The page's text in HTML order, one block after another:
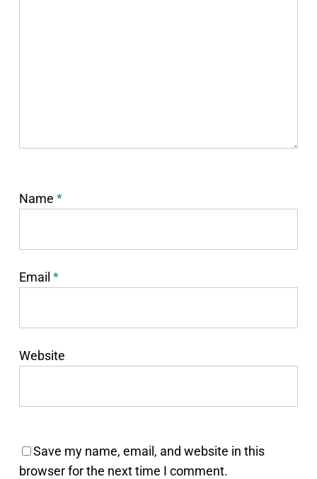
Name *
Email *
Website
Save my name, email, and website in this
browser for the next time I comment.